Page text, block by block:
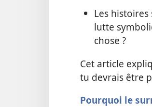
Les
lutte
chose ?
Cet article
tu devrais être
Pourquoi le